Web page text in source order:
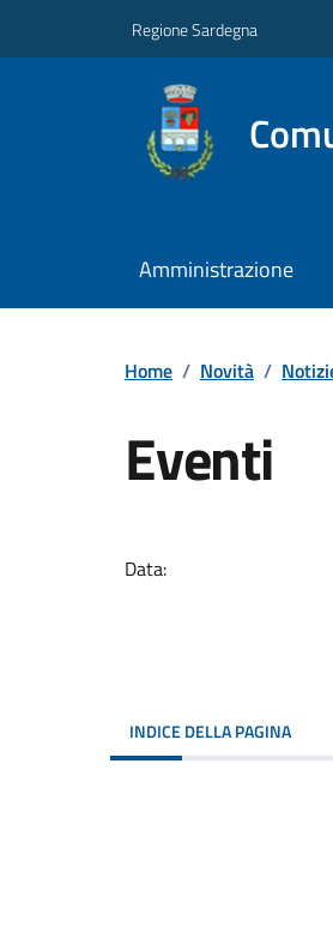
Regione Sardegna
Amministrazione
Home / Novità /
Eventi
Data:
INDICE DELLA PAGINA